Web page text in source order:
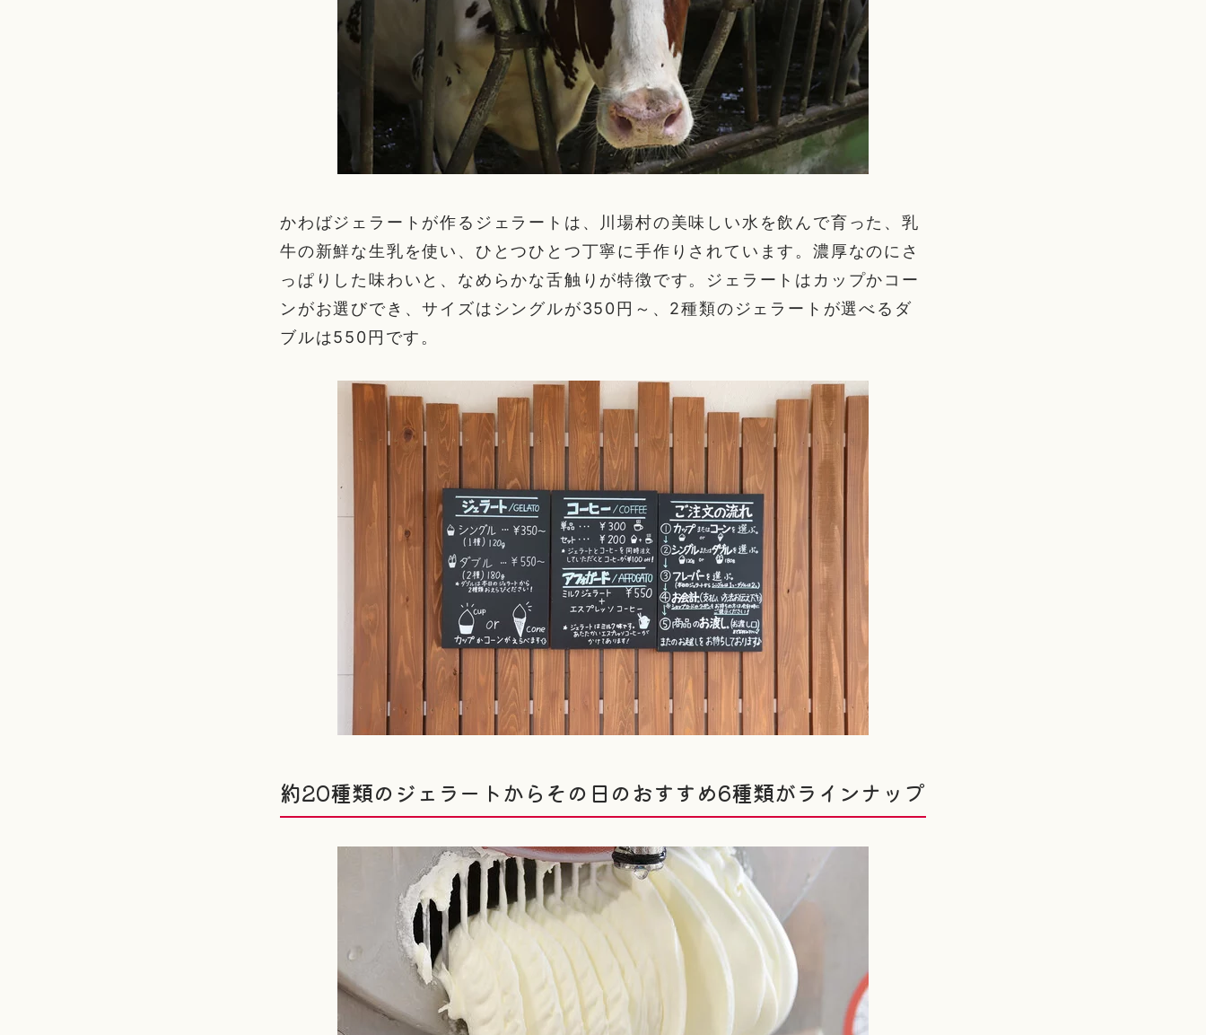
かわばジェラートが作るジェラートは、川場村の美味しい水を飲んで育った、乳
牛の新鮮な生乳を使い、ひとつひとつ丁寧に手作りされています。濃厚なのにさ
っぱりした味わいと、なめらかな舌触りが特徴です。ジェラートはカップかコー
ンがお選びでき、サイズはシングルが350円～、2種類のジェラートが選べるダ
ブルは550円です。
約20種類のジェラートからその日のおすすめ6種類がラインナップ